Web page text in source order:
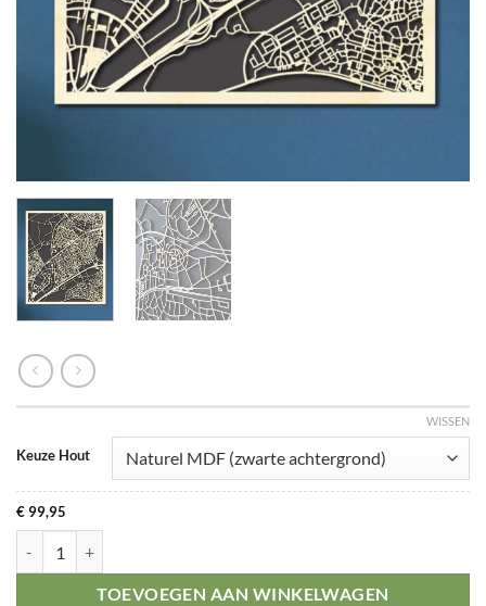
Keuze Hout
WISSEN
€99,95
TOEVOEGEN AAN WINKELWAGEN